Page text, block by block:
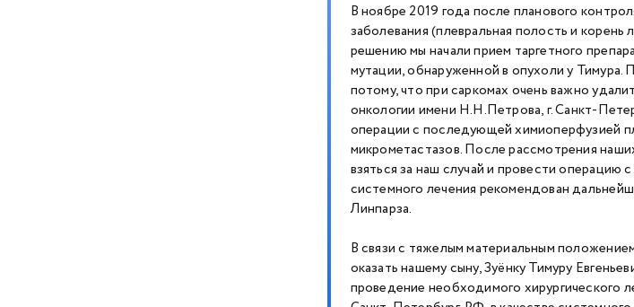
В ноябре 2019 года после планового
заболевания (плевральная полость и
решению мы начали прием таргетного
мутации, обнаруженной в опухоли у Тимура.
потому, что при саркомах очень важно
онкологии имени Н.Н.Петрова, г. Санкт-
операции с последующей химиоперфузией
микрометастазов. После рассмотрения
взяться за наш случай и провести операцию
системного лечения рекомендован
Линпарза.
В связи с тяжелым материальным
оказать нашему сыну, Зуёнку Тимуру
проведение необходимого